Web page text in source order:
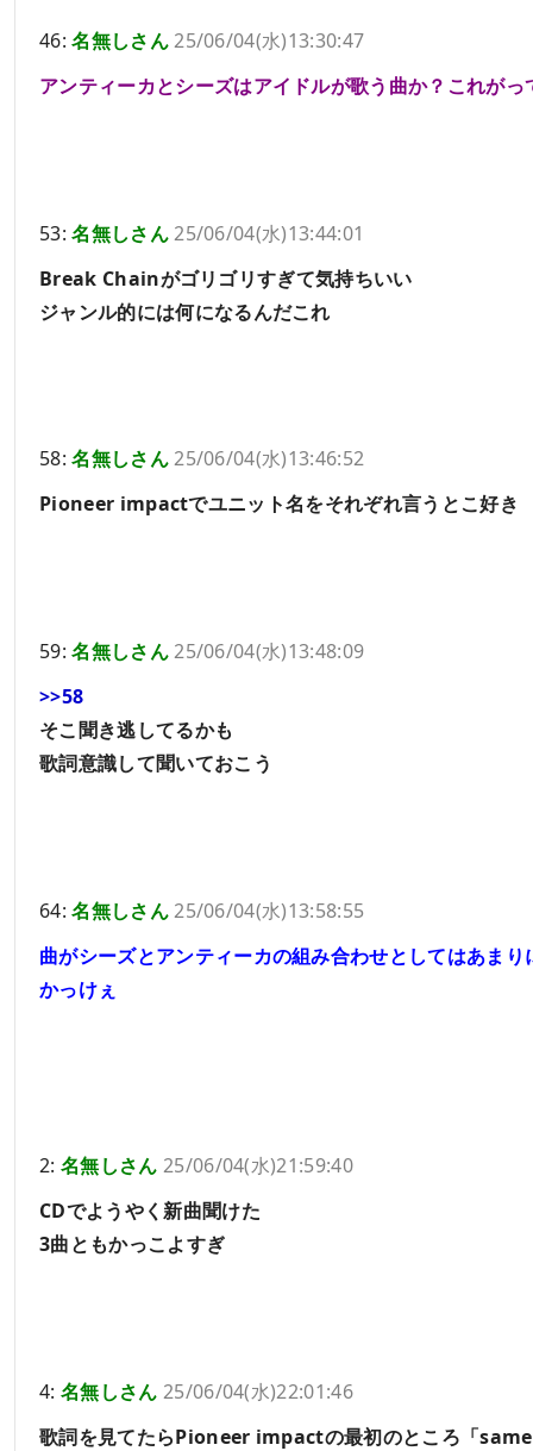
46:名無しさん25/06/04(水)13:30:47
アンティーカとシーズはアイドルが歌う曲か？これがっ
53:名無しさん25/06/04(水)13:44:01
Break Chainがゴリゴリすぎて気持ちいい
ジャンル的には何になるんだこれ
58:名無しさん25/06/04(水)13:46:52
Pioneer impactでユニット名をそれぞれ言うとこ好き
59:名無しさん25/06/04(水)13:48:09
>>58
そこ聞き逃してるかも
歌詞意識して聞いておこう
64:名無しさん25/06/04(水)13:58:55
曲がシーズとアンティーカの組み合わせとしてはあま
かっけぇ
2: 名無しさん 25/06/04(水)21:59:40
CDでようやく新曲聞けた
3曲ともかっこよすぎ
4: 名無しさん 25/06/04(水)22:01:46
歌詞を見てたらPioneer impactの最初のところ「